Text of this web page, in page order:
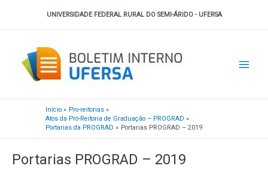
UNIVERSIDADE FEDERAL RURAL DO SEMI-ÁRIDO - UFERSA
Menu
Início
Pro-reitorias
Atos da Pró-Reitoria de Graduação – PROGRAD
Portarias da PROGRAD
Portarias PROGRAD – 2019
Portarias PROGRAD – 2019